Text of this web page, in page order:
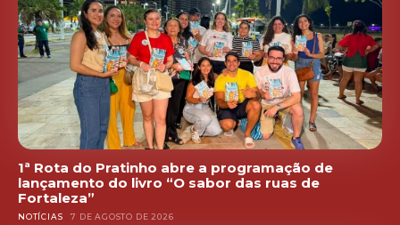
1ª Rota do Pratinho abre a programação de
lançamento do livro “O sabor das ruas de
Fortaleza”
NOTÍCIAS 7 DE AGOSTO DE 2026